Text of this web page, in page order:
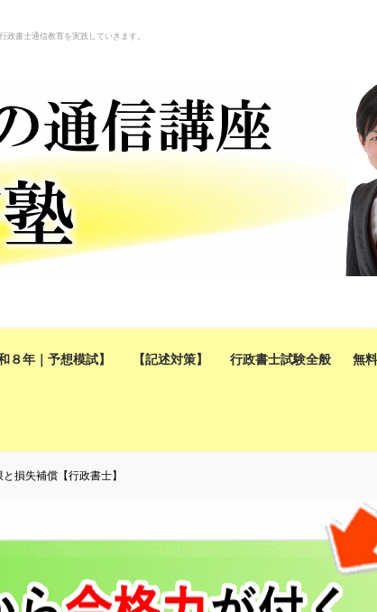
書士通信教育を実践していきます。
８年｜予想模試】 【記述対策】 行政書士試験全般 無
損失補償【行政書士】